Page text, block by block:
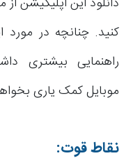
دانلود این اپلیکیشن
کنید. چنانچه در مورد
راهنمایی بیشتری
موبایل کمک یاری
نقاط قوت: